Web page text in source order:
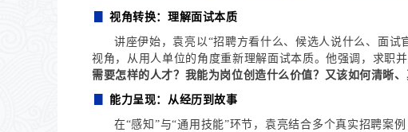
▊视角转换：理解面试本质
讲座伊始，袁亮以“招聘方看什么、候选人说什么、面
视角，从用人单位的角度重新理解面试本质。他强调，求职
需要怎样的人才？我能为岗位创造什么价值？又该如何清晰、
▊能力呈现：从经历到故事
在“感知”与“通用技能”环节，袁亮结合多个真实招聘案